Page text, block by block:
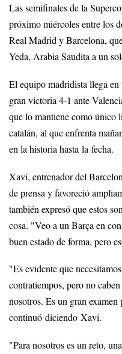
Las semifinales de la
próximo miércoles entre los
Real Madrid y Barcelona,
Yeda, Arabia Saudita a un
El equipo madridista llega en
gran victoria 4-1 ante
que lo mantiene como único
catalán, al que enfrenta
en la historia hasta la fecha.
Xavi, entrenador del
de prensa y favoreció
también expresó que estos
cosa. "Veo a un Barça en
buen estado de forma, pero
"Es evidente que
contratiempos, pero no
nosotros. Es un gran
continuó diciendo Xavi.
"Para nosotros es un reto,